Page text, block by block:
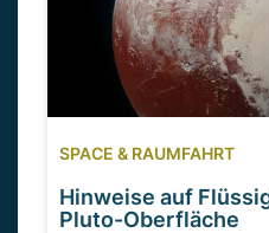
SPACE & RAUMFAHRT
Hinweise auf
Pluto-Oberfläche